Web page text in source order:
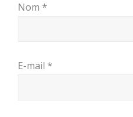
Nom *
E-mail *